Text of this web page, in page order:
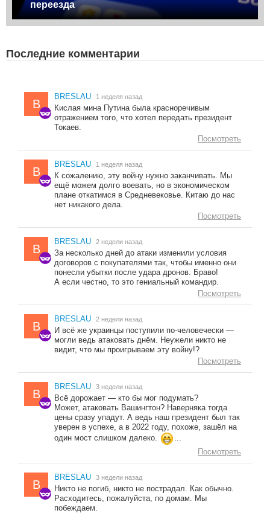
переезда
Последние комментарии
B
BRESLAU 1 неделя назад
Кислая мина Путина была красноречивым
отражением того, что хотел передать президент
Токаев.
Посмотреть
B
BRESLAU 1 неделя назад
К сожалению, эту войну нужно заканчивать. Мы
ещё можем долго воевать, но в экономическом
плане откатимся в Средневековье. Китаю до нас
нет никакого дела.
Посмотреть
B
BRESLAU 2 недели назад
За несколько дней до атаки изменили условия
договоров с покупателями так, чтобы именно они
понесли убытки после удара дронов. Браво!
А если честно, то это гениальный командир.
Посмотреть
B
BRESLAU 2 недели назад
И всё же украинцы поступили по-человечески —
могли ведь атаковать днём. Неужели никто не
видит, что мы проигрываем эту войну!?
Посмотреть
B
BRESLAU 3 недели назад
Всё дорожает — кто бы мог подумать?
Может, атаковать Вашингтон? Наверняка тогда
цены сразу упадут. А ведь наш президент был так
уверен в успехе, а в 2022 году, похоже, зашёл на
один мост слишком далеко.
...
Посмотреть
B
BRESLAU 3 недели назад
Никто не погиб, никто не пострадал. Как обычно.
Расходитесь, пожалуйста, по домам. Мы
побеждаем.